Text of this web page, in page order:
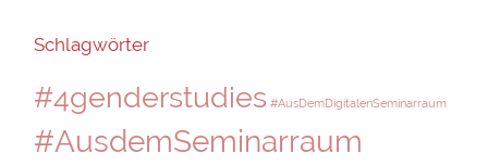
Schlagwörter
#4genderstudies #AusDemDigitalenSeminarraum
#AusdemSeminarraum